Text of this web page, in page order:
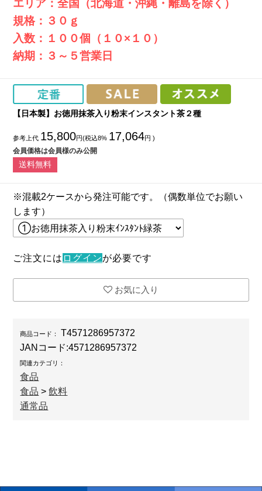
エリア：全国（北海道・沖縄・離島を除く）
規格：３０ｇ
入数：１００個（１０×１０）
納期：３～５営業日
【日本製】お徳用抹茶入り粉末インスタント茶２種
参考上代 15,800円(税込8% 17,064円 )
会員価格は会員様のみ公開
送料無料
※混載2ケースから発注可能です。（偶数単位でお願い
します）
ご注文には ログインが必要です
お気に入り
商品コード：
T4571286957372
JANコード:4571286957372
関連カテゴリ：
食品
食品 >飲料
通常品